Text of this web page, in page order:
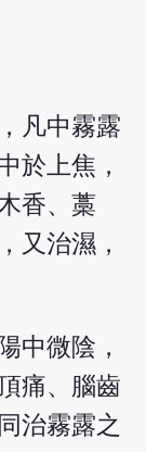
凡中霧露
於上焦，
香、藁
又治濕，
中微陰，
痛、腦齒
治霧露之